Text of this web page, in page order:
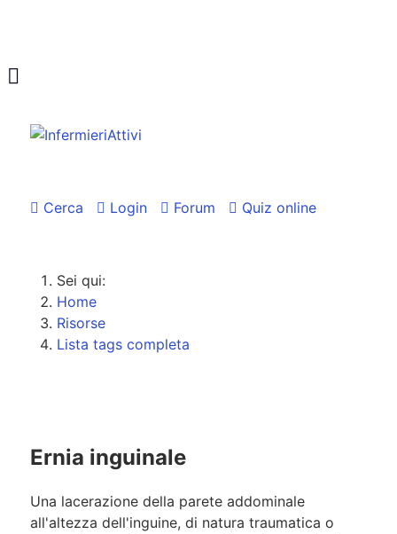
Cerca Login Forum Quiz online
Sei qui:
Home
Risorse
Lista tags completa
Ernia inguinale
Una lacerazione della parete addominale
all'altezza dell'inguine, di natura traumatica o